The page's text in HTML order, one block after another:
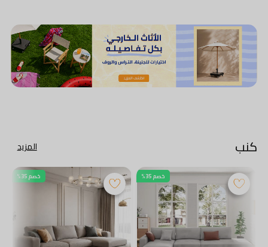
كنب المزيد
خصم 35% خصم 35%